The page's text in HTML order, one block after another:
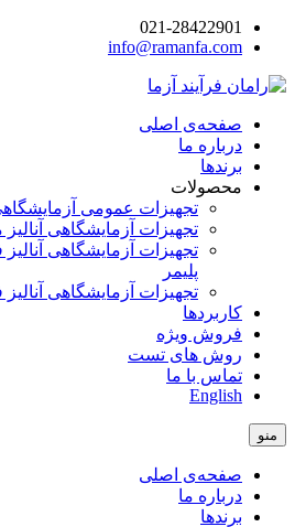
021-28422901
info@ramanfa.com
صفحه‌ی اصلی
درباره ما
برندها
محصولات
تجهیزات عمومی
تجهیزات آزمایشگاهی
تجهیزات آزمایشگاهی
پلیمر
تجهیزات آزمایشگاهی
کاربردها
فروش ویژه
روش های تست
تماس با ما
English
منو
صفحه‌ی اصلی
درباره ما
برندها